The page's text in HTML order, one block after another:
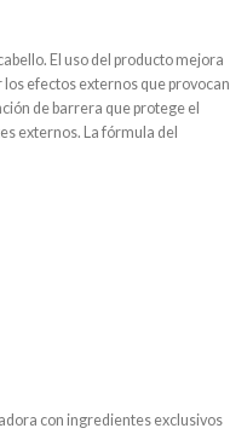
El uso del producto mejora
efectos externos que provocan
de barrera que protege el
externos. La fórmula del
con ingredientes exclusivos